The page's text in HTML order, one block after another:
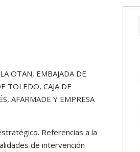
OTAN, EMBAJADA DE
TOLEDO, CAJA DE
AFARMADE Y EMPRESA
Referencias a la
de intervención